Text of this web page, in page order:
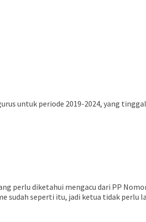
untuk periode 2019-2024, yang
perlu diketahui mengacu dari PP
sudah seperti itu, jadi ketua tidak perlu